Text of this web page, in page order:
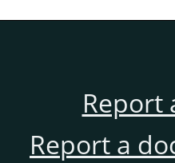
Report
Report a